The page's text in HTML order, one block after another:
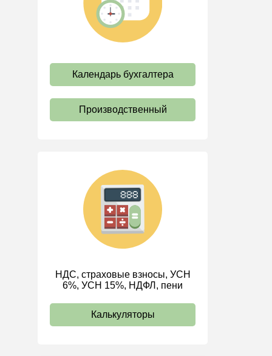
труда
Отпуск и время отдыха
Ответственность и
взыскания
Пенсии
должностные инструкции
Трудовые книжки
Кадровые документы и
образцы
Персональные данные
ИП
Календарь бухгалтера
Производственный
НДС, страховые взносы, УСН
6%, УСН 15%, НДФЛ, пени
Калькуляторы